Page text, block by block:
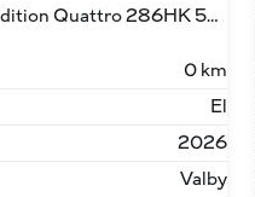
45 E-tron S Line Edition Quattro 286HK 5d Aut.
0 km
El
2026
Valby